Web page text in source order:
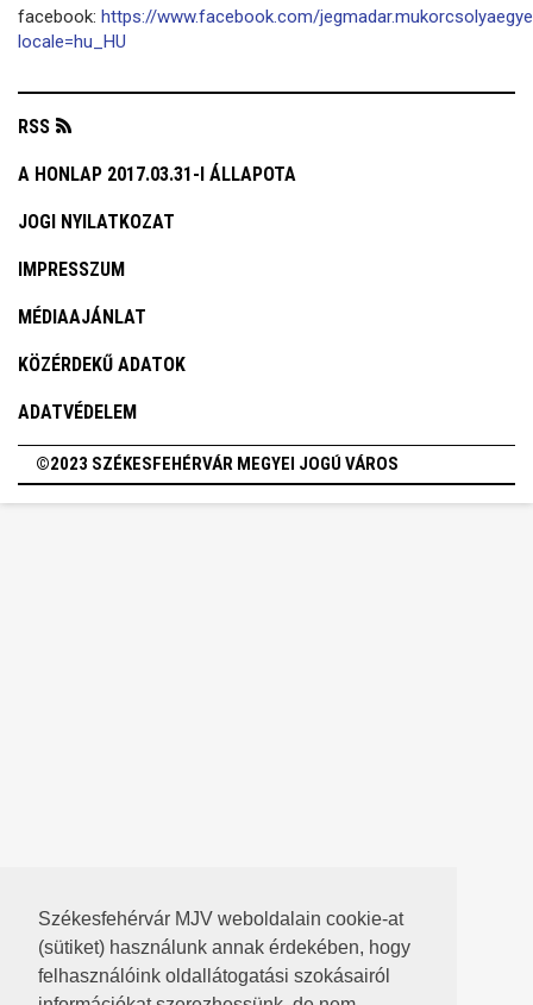
Székesfehérvár MJV weboldalain cookie-at
(sütiket) használunk annak érdekében, hogy
felhasználóink oldallátogatási szokásairól
facebook: https://www.facebook.com/
locale=hu_HU
RSS
A HONLAP 2017.03.31-I ÁLLAPOTA
JOGI NYILATKOZAT
IMPRESSZUM
MÉDIAAJÁNLAT
KÖZÉRDEKŰ ADATOK
ADATVÉDELEM
©2023 SZÉKESFEHÉRVÁR MEGYEI JOGÚ VÁROS